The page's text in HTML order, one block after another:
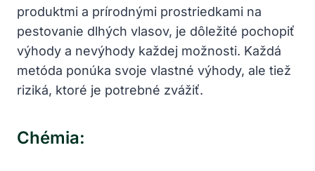
produktmi a prírodnými prostriedkami na
pestovanie⁣ dlhých vlasov, je ⁣dôležité⁣ pochopiť
výhody a ‍nevýhody​ každej možnosti. ⁤Každá
metóda ponúka svoje ⁣vlastné výhody, ale tiež
riziká, ktoré je potrebné zvážiť.
Chémia: